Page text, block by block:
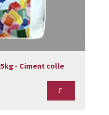
- Ciment colle